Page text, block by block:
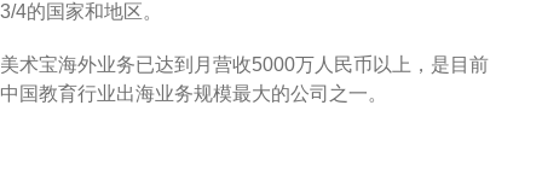
3/4的国家和地区。
美术宝海外业务已达到月营收5000万人民币以上，是目前
中国教育行业出海业务规模最大的公司之一。